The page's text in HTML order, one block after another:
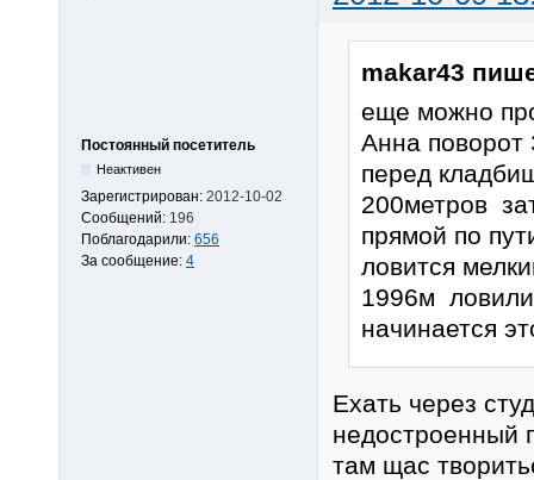
Постоянный посетитель
Неактивен
Зарегистрирован: 2012-10-02
Сообщений: 196
Поблагодарили: 656
За сообщение: 4
makar43
еще можно
Анна поворот
перед
200метров
прямой по
ловится
1996м ловили
начинается
Ехать через
недостроенный
там щас